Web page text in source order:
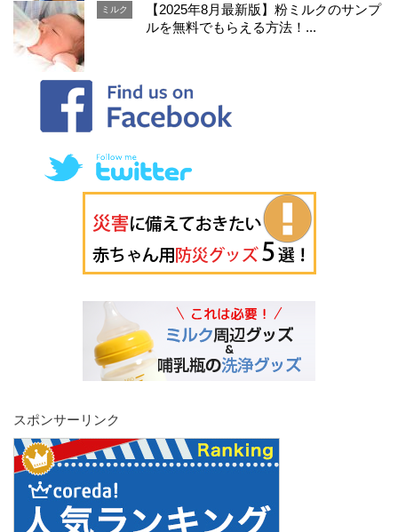
ミルク
【2025年8月最新版】粉ミルクのサンプ
ルを無料でもらえる方法！...
スポンサーリンク